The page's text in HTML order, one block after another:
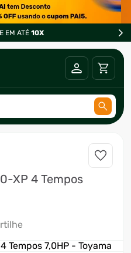
EM ATÉ 10X
XP 4 Tempos